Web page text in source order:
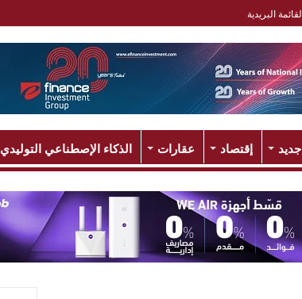
القائمة البريدية
جديد إقتصاد عقارات الذكاء الإصطناعي التوليدي